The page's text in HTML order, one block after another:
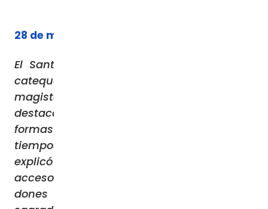
28 de mayo de 2026
El Santo Padre León XIV reflexiona en su
catequesis de hoy sobre la continuidad
magisterial en la reforma litúrgica,
destacando la necesidad de adaptar las
formas rituales a las exigencias de los
tiempos sin perder la tradición. El Papa
explicó que, con el fin de favorecer el
acceso de los fieles a la riqueza de los
dones de gracia dispensados por la